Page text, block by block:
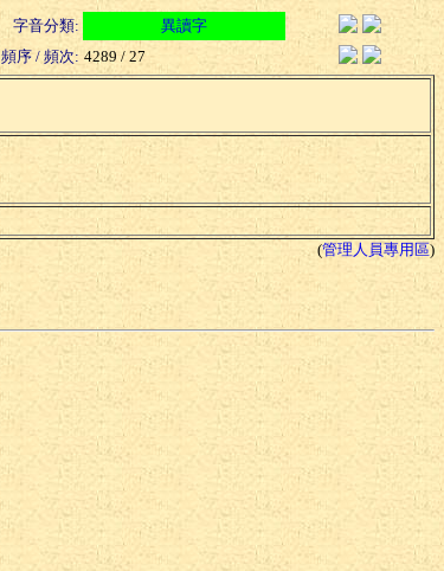
字音分類:
異讀字
頻序 / 頻次: 4289 / 27
(管理人員專用區)